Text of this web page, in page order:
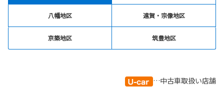
八幡地区 遠賀・宗像地区
京築地区 筑豊地区
…中古車取扱い店舗